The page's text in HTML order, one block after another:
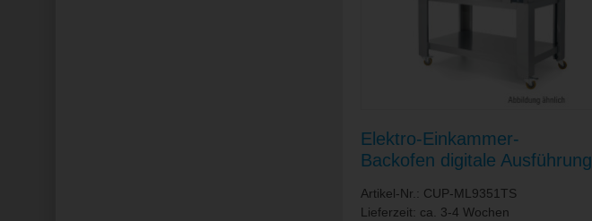
Elektro-Einkammer-
Backofen digitale Ausführung
x 140 mm
Artikel-Nr.: CUP-ML9351TS
Lieferzeit: ca. 3-4 Wochen